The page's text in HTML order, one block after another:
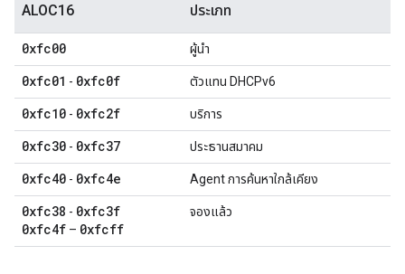
ALOC16 ประเภท
0xfc00 ผู้นำ
0xfc01 - 0xfc0f ตัวแทน DHCPv6
0xfc10 - 0xfc2f บริการ
0xfc30 - 0xfc37 ประธานสมาคม
0xfc40 - 0xfc4e Agent การค้นหาใกล้เคียง
0xfc38 - 0xfc3f
0xfc4f – 0xfcff
จองแล้ว